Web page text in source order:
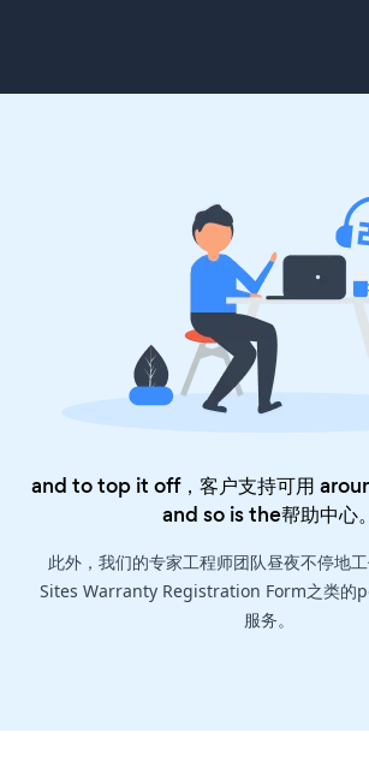
and to top it off，客户支持可用
and so is the帮助中心。
此外，我们的专家工程师团队昼夜不停地
Sites Warranty Registration Form之类的
服务。